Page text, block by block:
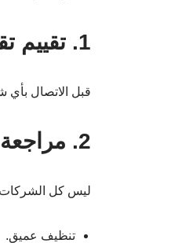
1. تقييم تقييمات العملاء
قبل الاتصال بأي
2. مراجعة الخدمات المقدمة
ليس كل الشركات
تنظيف عميق.